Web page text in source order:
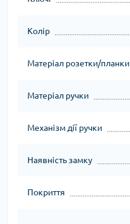
Колір
Матеріал розетки/планки
Матеріал ручки
Механізм дії ручки
Наявність замку
Покриття